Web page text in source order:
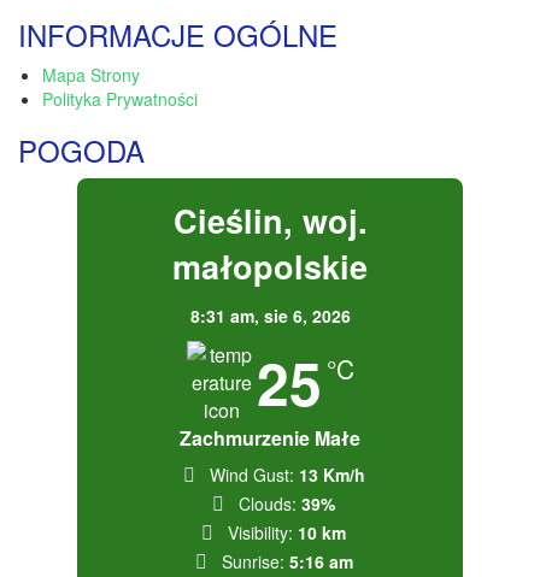
INFORMACJE OGÓLNE
Mapa Strony
Polityka Prywatności
POGODA
Cieślin, woj.
małopolskie
8:31 am, sie 6, 2026
25 °C
Zachmurzenie Małe
Wind Gust: 13 Km/h
Clouds: 39%
Visibility: 10 km
Sunrise: 5:16 am